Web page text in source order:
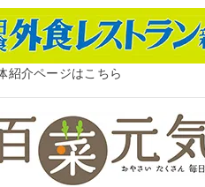
紹介ページはこちら